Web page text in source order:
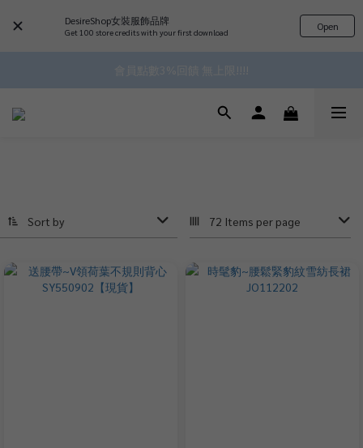
DesireShop女裝服飾品牌
Get 100 store credits with your first download Open
✿॰ॱ*｡ﾟ 全館滿$799即免運ॱ*｡ﾟ✿
^•ﻌ•^全館滿$1000現折$100 累計無上限 ♡ ✧*
✿॰ॱ*｡ﾟ 全館滿$799即免運ॱ*｡ﾟ✿
Sort by 72 Items per page